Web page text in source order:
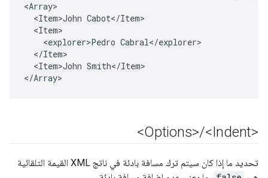
<Array>
  <Item>John Cabot</Item>
  <Item>
    <explorer>Pedro Cabral</explorer>
  </Item>
  <Item>John Smith</Item>
</Array>
<Options>
/<Indent>
تحديد ما إذا كان سيتم ترك مسافة بادئة في ناتج XML القيمة التلقائية